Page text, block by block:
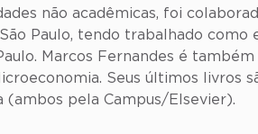
não acadêmicas, foi
Paulo, tendo trabalhado
Marcos Fernandes é
Seus últimos livros
(ambos pela Campus/Elsevier).